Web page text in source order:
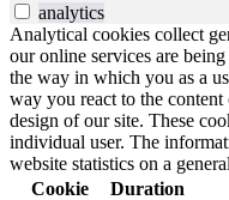
analytics
Analytical cookies collect
our online services are
the way in which you as a
way you react to the
design of our site. These
individual user. The
website statistics on a
Cookie
Duration